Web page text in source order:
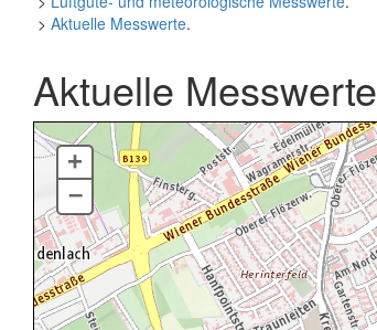
> Aktuelle Messwerte.
Aktuelle Messwerte
+
–